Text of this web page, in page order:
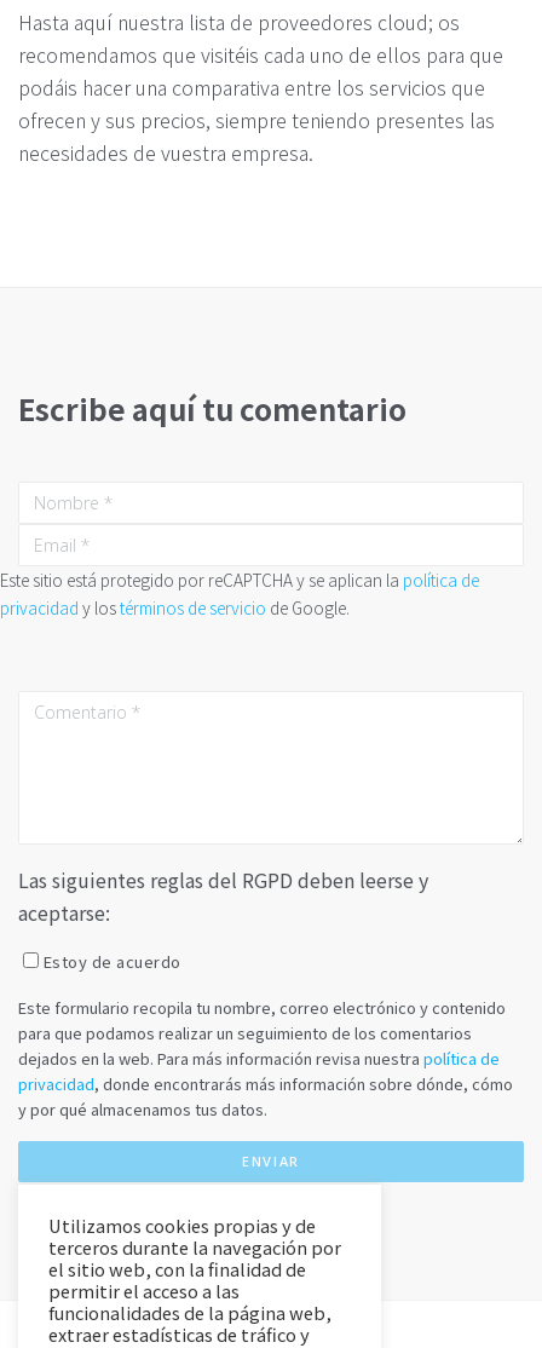
Hasta aquí nuestra lista de proveedores cloud; os
recomendamos que visitéis cada uno de ellos para que
podáis hacer una comparativa entre los servicios que
ofrecen y sus precios, siempre teniendo presentes las
necesidades de vuestra empresa.
Escribe aquí tu comentario
Este sitio está protegido por reCAPTCHA y se aplican la política de
privacidad y lostérminos de servicio de Google.
Las siguientes reglas del RGPD deben leerse y
aceptarse:
Estoy de acuerdo
Este formulario recopila tu nombre, correo electrónico y contenido
para que podamos realizar un seguimiento de los comentarios
dejados en la web. Para más información revisa nuestra política de
privacidad, donde encontrarás más información sobre dónde, cómo
y por qué almacenamos tus datos.
Utilizamos cookies propias y de
terceros durante la navegación por
el sitio web, con la finalidad de
permitir el acceso a las
funcionalidades de la página web,
extraer estadísticas de tráfico y